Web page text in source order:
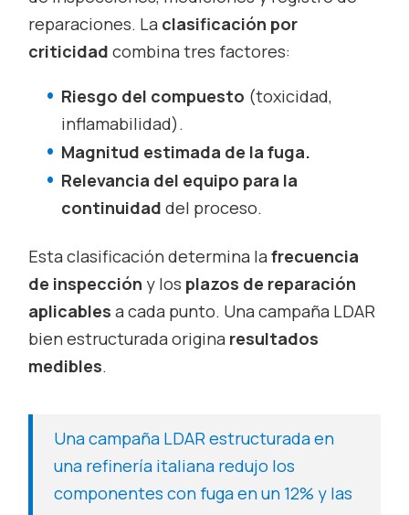
reparaciones. La clasificación por
criticidad combina tres factores:
Riesgo del compuesto (toxicidad,
inflamabilidad).
Magnitud estimada de la fuga.
Relevancia del equipo para la
continuidad del proceso.
Esta clasificación determina lafrecuencia
de inspección y los plazos de reparación
aplicables a cada punto. Una campaña LDAR
bien estructurada origina resultados
medibles.
Una campaña LDAR estructurada en
una refinería italiana redujo los
componentes con fuga en un 12% y las